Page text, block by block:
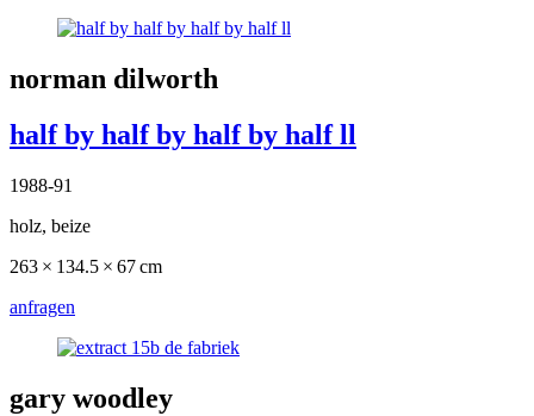
norman dilworth
half by half by half by half ll
1988-91
holz, beize
263 × 134.5 × 67 cm
anfragen
gary woodley